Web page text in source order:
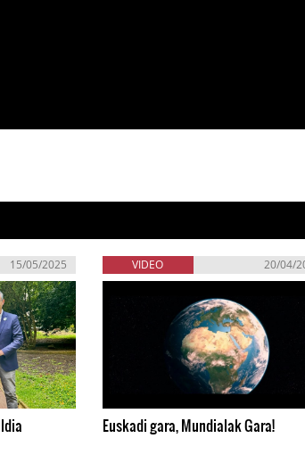
15/05/2025 VIDEO 20/04/
Euskadi gara, Mundialak Gara!